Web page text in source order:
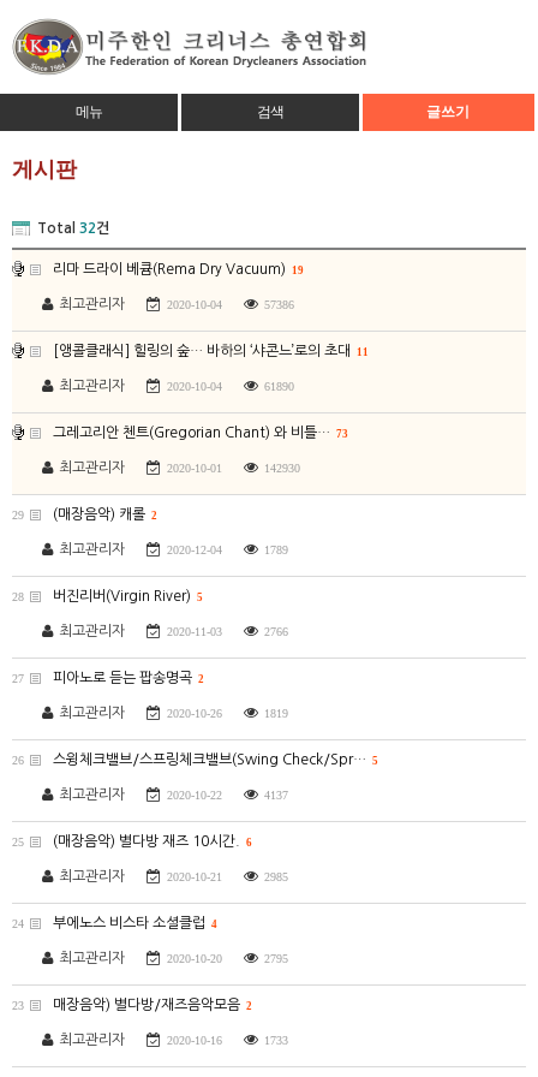
메뉴 검색 글쓰기
게시판
Total 32건
리마 드라이 베큠(Rema Dry Vacuum) 19
최고관리자 2020-10-04 57386
[앵콜클래식] 힐링의 숲… 바하의 ‘샤콘느’로의 초대 11
최고관리자 2020-10-04 61890
그레고리안 첸트(Gregorian Chant) 와 비틀… 73
최고관리자 2020-10-01 142930
29 (매장음악) 캐롤 2
최고관리자 2020-12-04 1789
28 버진리버(Virgin River) 5
최고관리자 2020-11-03 2766
27 피아노로 듣는 팝송명곡 2
최고관리자 2020-10-26 1819
26 스윙체크밸브/스프링체크밸브(Swing Check/Spr… 5
최고관리자 2020-10-22 4137
25 (매장음악) 별다방 재즈 10시간. 6
최고관리자 2020-10-21 2985
24 부에노스 비스타 소셜클럽 4
최고관리자 2020-10-20 2795
23 매장음악) 별다방/재즈음악모음 2
최고관리자 2020-10-16 1733